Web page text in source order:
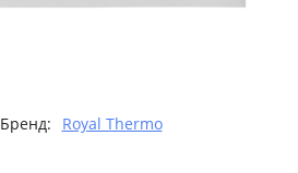
Бренд: Royal Thermo